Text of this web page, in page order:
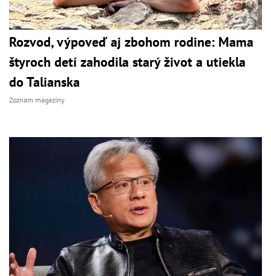
Rozvod, výpoveď aj zbohom rodine: Mama
štyroch detí zahodila starý život a utiekla
do Talianska
Zoznam magazíny